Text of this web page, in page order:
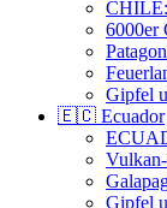
6000er
Gipfel
🇪🇨 Ecuador
Gipfel